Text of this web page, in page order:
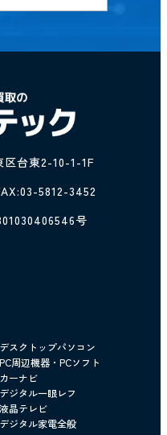
区台東2-10-1-1F
5812-3452
号
デスクトップパソコン
PC周辺機器・PCソフト
カーナビ
デジタル一眼レフ
液晶テレビ
デジタル家電全般